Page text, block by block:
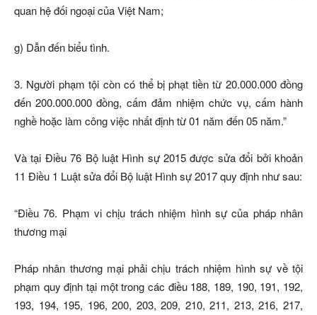
quan hệ đối ngoại của Việt Nam;
g) Dẫn đến biểu tình.
3. Người phạm tội còn có thể bị phạt tiền từ 20.000.000 đồng
đến 200.000.000 đồng, cấm đảm nhiệm chức vụ, cấm hành
nghề hoặc làm công việc nhất định từ 01 năm đến 05 năm.”
Và tại Điều 76 Bộ luật Hình sự 2015 được sửa đổi bởi khoản
11 Điều 1 Luật sửa đổi Bộ luật Hình sự 2017 quy định như sau:
“Điều 76. Phạm vi chịu trách nhiệm hình sự của pháp nhân
thương mại
Pháp nhân thương mại phải chịu trách nhiệm hình sự về tội
phạm quy định tại một trong các điều 188, 189, 190, 191, 192,
193, 194, 195, 196, 200, 203, 209, 210, 211, 213, 216, 217,